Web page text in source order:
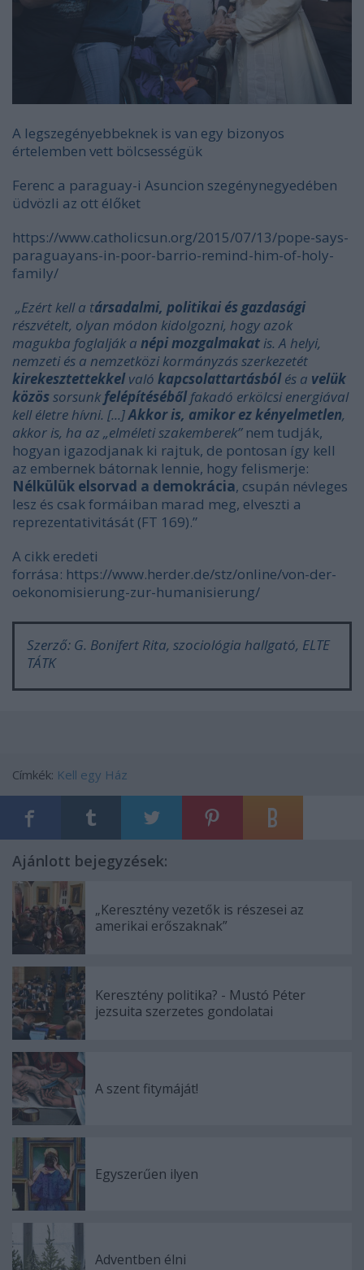
A legszegényebbeknek is van egy bizonyos
értelemben vett bölcsességük
Ferenc a paraguay-i Asuncion szegénynegyedében
üdvözli az ott élőket
https://www.catholicsun.org/2015/07/13/pope-says-
paraguayans-in-poor-barrio-remind-him-of-holy-
family/
„Ezért kell a társadalmi, politikai és gazdasági
részvételt, olyan módon kidolgozni, hogy azok
magukba foglalják a népi mozgalmakatis. A helyi,
nemzeti és a nemzetközi kormányzás szerkezetét
kirekesztettekkelvaló kapcsolattartásbólés a velük
közössorsunk felépítésébőlfakadó erkölcsi energiával
kell életre hívni. [...]Akkor is, amikor ez kényelmetlen,
akkor is, ha az „elméleti szakemberek”nem tudják,
hogyan igazodjanak ki rajtuk, de pontosan így kell
az embernek bátornak lennie, hogy felismerje:
Nélkülük elsorvad a demokrácia, csupán névleges
lesz és csak formáiban marad meg, elveszti a
reprezentativitását (FT 169).”
A cikk eredeti
forrása: https://www.herder.de/stz/online/von-der-
oekonomisierung-zur-humanisierung/
Szerző: G. Bonifert Rita, szociológia hallgató, ELTE
TÁTK
Címkék: Kell egy Ház
Ajánlott bejegyzések:
„Keresztény vezetők is részesei az
amerikai erőszaknak”
Keresztény politika? - Mustó Péter
jezsuita szerzetes gondolatai
A szent fitymáját!
Egyszerűen ilyen
Adventben élni